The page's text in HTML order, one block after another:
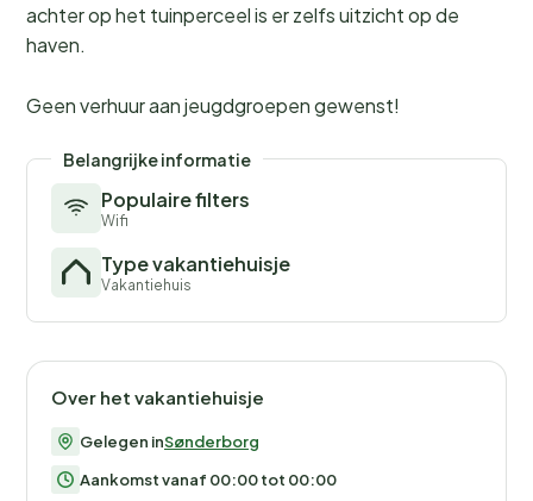
achter op het tuinperceel is er zelfs uitzicht op de
haven.
Geen verhuur aan jeugdgroepen gewenst!
Belangrijke informatie
Populaire filters
Wifi
Type vakantiehuisje
Vakantiehuis
Over het vakantiehuisje
Gelegen inSønderborg
Aankomst vanaf 00:00 tot 00:00